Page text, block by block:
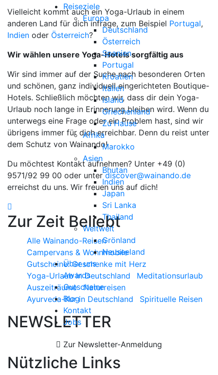
Reiseziele
Europa
Deutschland
Österreich
Spanien
Portugal
Kroatien
Italien
Island
Griechenland
Zu Hause
Afrika
Marokko
Asien
Bhutan
Indien
Japan
Sri Lanka
Thailand
Weltweit
Grönland
Neuseeland
Über uns
Awards
Gutscheine
Blog
Kontakt
Jobs
Vielleicht kommt auch ein Yoga-Urlaub in einem
anderen Land für dich infrage, zum Beispiel Portugal,
Indien oder Österreich?
Wir wählen unsere Yoga-Hotels sorgfältig aus
Wir sind immer auf der Suche nach besonderen Orten
und schönen, ganz individuell eingerichteten Boutique-
Hotels. Schließlich möchten wir, dass dir dein Yoga-
Urlaub noch lange in Erinnerung bleiben wird. Wenn du
unterwegs eine Frage oder ein Problem hast, sind wir
übrigens immer für dich erreichbar. Denn du reist unter
dem Schutz von Wainando!
Du möchtest Kontakt aufnehmen? Unter +49 (0)
9571/92 99 00 oder unterdiscover@wainando.de
erreichst du uns. Wir freuen uns auf dich!
Zur Zeit Beliebt
Alle Wainando-Reisen
Campervans & Wohnmobile
Gutscheine: Geschenke mit Herz
Yoga-Urlaub in Deutschland
Meditationsurlaub
Auszeiträume
Naturreisen
Ayurveda-Kur in Deutschland
Spirituelle Reisen
NEWSLETTER
Zur Newsletter-Anmeldung
Nützliche Links